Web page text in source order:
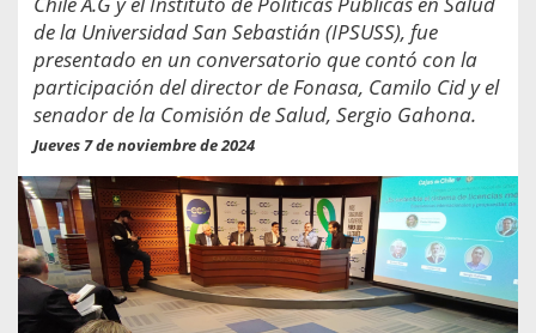
de la Universidad San Sebastián (IPSUSS), fue
presentado en un conversatorio que contó con la
participación del director de Fonasa, Camilo Cid y el
senador de la Comisión de Salud, Sergio Gahona.
Jueves 7 de noviembre de 2024